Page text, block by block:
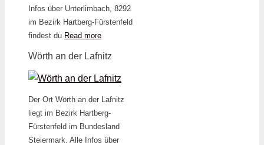
Infos über Unterlimbach, 8292
im Bezirk Hartberg-Fürstenfeld
findest du Read more
Wörth an der Lafnitz
Der Ort Wörth an der Lafnitz
liegt im Bezirk Hartberg-
Fürstenfeld im Bundesland
Steiermark. Alle Infos über